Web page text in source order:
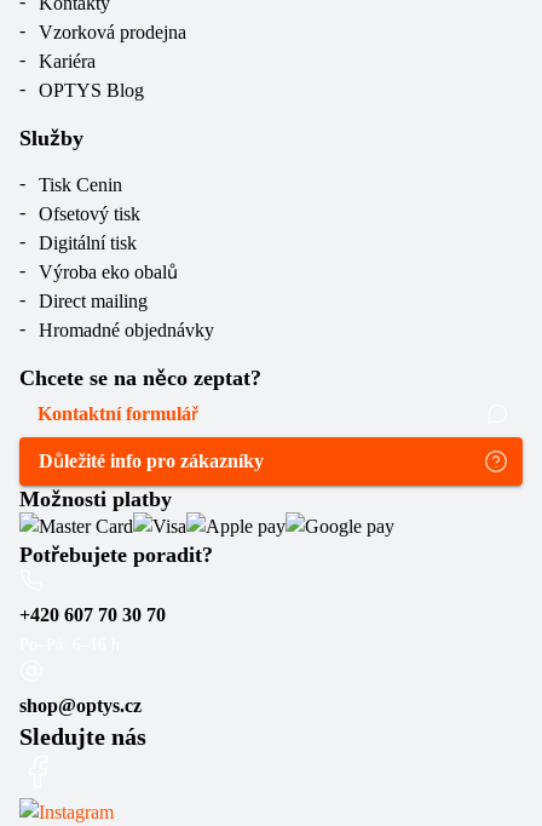
Vzorková prodejna
Kariéra
OPTYS Blog
Služby
Tisk Cenin
Ofsetový tisk
Digitální tisk
Výroba eko obalů
Direct mailing
Hromadné objednávky
Chcete se na něco zeptat?
Kontaktní formulář
Důležité info pro zákazníky
Možnosti platby
Potřebujete poradit?
+420 607 70 30 70
shop@optys.cz
Sledujte nás